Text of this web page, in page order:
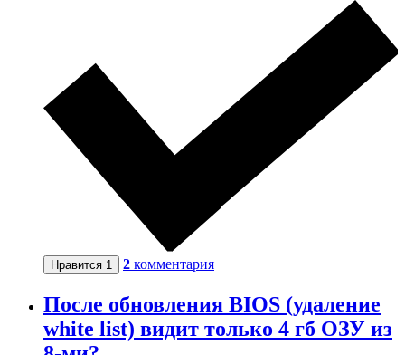
Нравится 1 2 комментария
После обновления BIOS (удаление
white list) видит только 4 гб ОЗУ из